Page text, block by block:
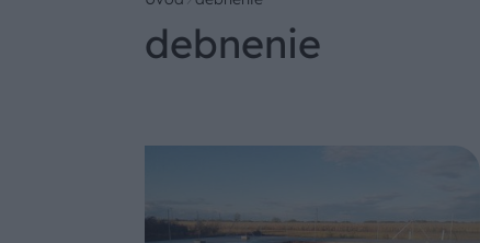
debnenie